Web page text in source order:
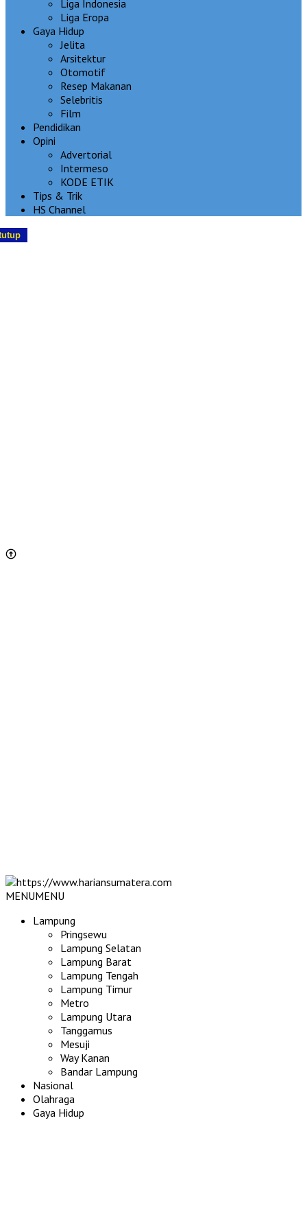
Liga Indonesia
Liga Eropa
Gaya Hidup
Jelita
Arsitektur
Otomotif
Resep Makanan
Selebritis
Film
Pendidikan
Opini
Advertorial
Intermeso
KODE ETIK
Tips & Trik
HS Channel
MENUMENU
Lampung
Pringsewu
Lampung Selatan
Lampung Barat
Lampung Tengah
Lampung Timur
Metro
Lampung Utara
Tanggamus
Mesuji
Way Kanan
Bandar Lampung
Nasional
Olahraga
Gaya Hidup